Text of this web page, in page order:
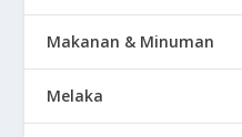
Makanan & Minuman
Melaka